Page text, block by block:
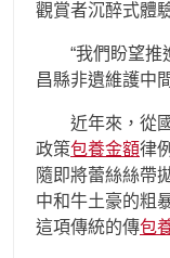
觀賞者沉醉式體
“我們盼望推
昌縣非遺維護中
近年來，從
政策包養金額律
隨即將蕾絲絲帶
中和牛土豪的粗
這項傳統的傳包